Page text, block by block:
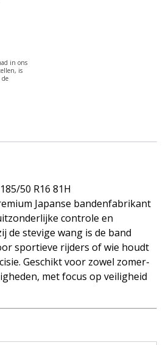
50 R16 81H
Japanse bandenfabrikant
controle en
de stevige wang is de band
sportieve rijders of wie houdt
Geschikt voor zowel zomer-
met focus op veiligheid